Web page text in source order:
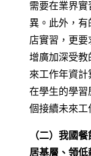
需要在業界
異。此外，有
店實習，更
增廣加深受教
來工作年資
在學生的學習
個接續未來工
（二）我國
居基層、領低